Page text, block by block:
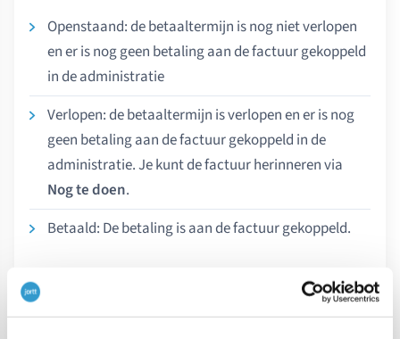
Openstaand: de betaaltermijn is nog niet verlopen
en er is nog geen betaling aan de factuur gekoppeld
in de administratie
Verlopen: de betaaltermijn is verlopen en er is nog
geen betaling aan de factuur gekoppeld in de
administratie. Je kunt de factuur herinneren via
Nog te doen.
Betaald: De betaling is aan de factuur gekoppeld.
Een factuur is pas betaald wanneer er een betaling aan
gekoppeld is.